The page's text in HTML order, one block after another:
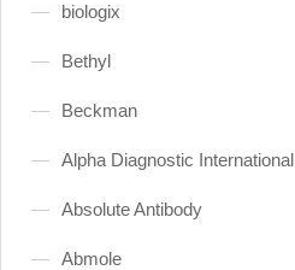
biologix
Bethyl
Beckman
Alpha Diagnostic International
Absolute Antibody
Abmole